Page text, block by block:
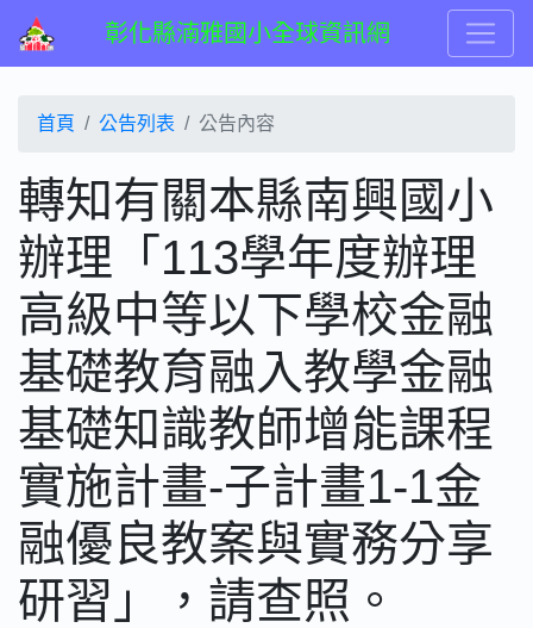
彰化縣湳雅國小全球資訊網
首頁 公告列表 公告內容
轉知有關本縣南興國小
辦理「113學年度辦理
高級中等以下學校金融
基礎教育融入教學金融
基礎知識教師增能課程
實施計畫-子計畫1-1金
融優良教案與實務分享
研習」，請查照。